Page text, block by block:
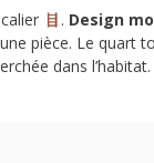
. Design
pièce. Le
dans l’habitat.